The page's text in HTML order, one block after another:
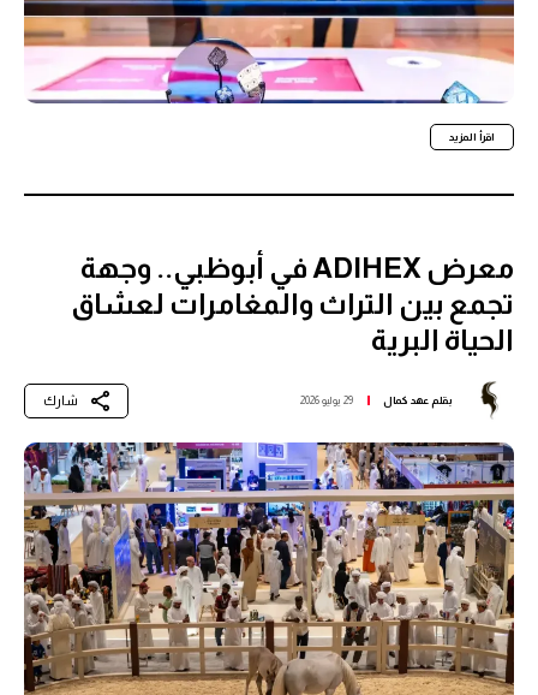
اقرأ المزيد
معرض ADIHEX في أبوظبي.. وجهة
تجمع بين التراث والمغامرات لعشاق
الحياة البرية
بقلم عهد كمال 29 يوليو 2026 شارك